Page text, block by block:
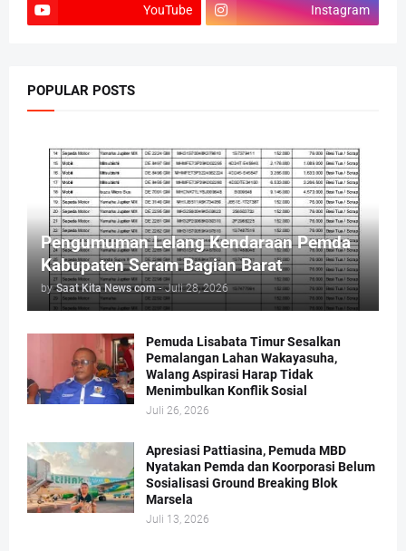
YouTube Instagram
POPULAR POSTS
Pengumuman Lelang Kendaraan Pemda
Kabupaten Seram Bagian Barat
by Saat Kita News com - Juli 28, 2026
Pemuda Lisabata Timur Sesalkan
Pemalangan Lahan Wakayasuha,
Walang Aspirasi Harap Tidak
Menimbulkan Konflik Sosial
Juli 26, 2026
Apresiasi Pattiasina, Pemuda MBD
Nyatakan Pemda dan Koorporasi Belum
Sosialisasi Ground Breaking Blok
Marsela
Juli 13, 2026